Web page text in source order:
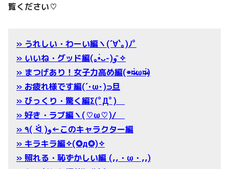
覧ください♡
» うれしい・わーい編ヽ(´∀`｡)ﾉﾟ
» いいね・グッド編(｡•̀ᴗ-)و ̑̑✧
» まつげあり！女子力高め編(⌯¤̴̶̷̀ω¤̴̶̷́)
» お疲れ様です編(´･ω･)⊃旦
» びっくり・驚く編Σ(ﾟДﾟ)
» 好き・ラブ編ヽ(♡ω♡)/
» ٩( ᐛ )و←このキャラクター編
» キラキラ編✧(✪д✪)✧
» 照れる・恥ずかしい編 (,,・ω・,,)